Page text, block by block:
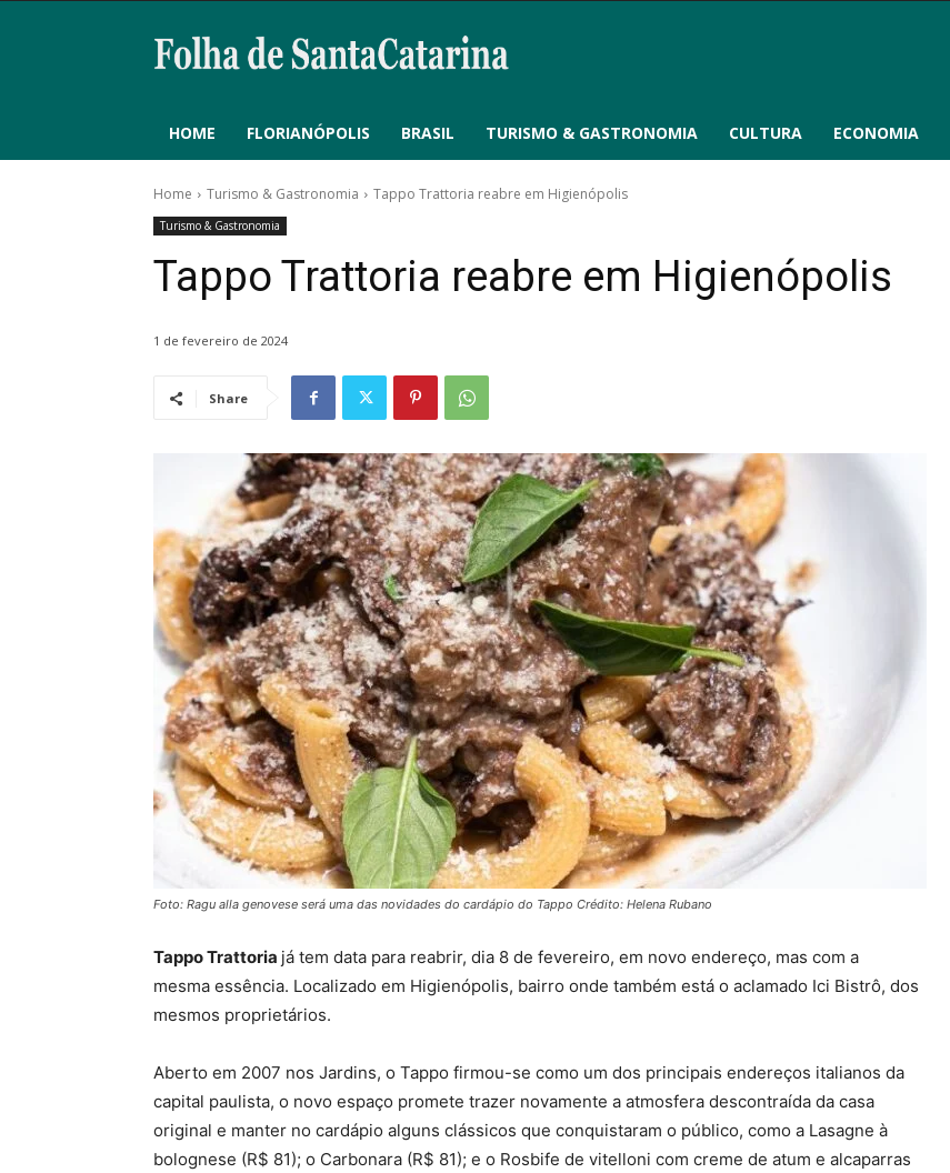
HOME FLORIANÓPOLIS BRASIL TURISMO & GASTRONOMIA CULTURA ECONOMIA
Home Turismo & Gastronomia Tappo Trattoria reabre em Higienópolis
Turismo & Gastronomia
Tappo Trattoria reabre em Higienópolis
1 de fevereiro de 2024
Share
Foto: Ragu alla genovese será uma das novidades do cardápio do Tappo Crédito: Helena Rubano
Tappo Trattoria já tem data para reabrir, dia 8 de fevereiro, em novo endereço, mas com a
mesma essência. Localizado em Higienópolis, bairro onde também está o aclamado Ici Bistrô, dos
mesmos proprietários.
Aberto em 2007 nos Jardins, o Tappo firmou-se como um dos principais endereços italianos da
capital paulista, o novo espaço promete trazer novamente a atmosfera descontraída da casa
original e manter no cardápio alguns clássicos que conquistaram o público, como a Lasagne à
bolognese (R$ 81); o Carbonara (R$ 81); e o Rosbife de vitelloni com creme de atum e alcaparras